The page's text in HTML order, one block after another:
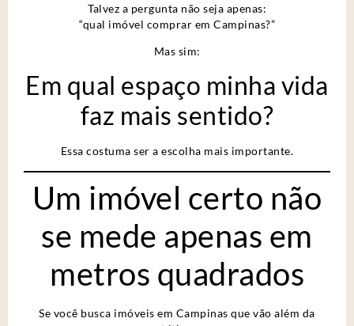
Talvez a pergunta não seja apenas:
“qual imóvel comprar em Campinas?”
Mas sim:
Em qual espaço minha vida
faz mais sentido?
Essa costuma ser a escolha mais importante.
Um imóvel certo não
se mede apenas em
metros quadrados
Se você busca imóveis em Campinas que vão além da